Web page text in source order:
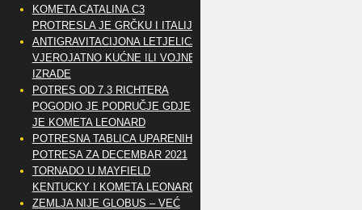
KOMETA CATALINA C3
PROTRESLA JE GRČKU I ITALIJU
ANTIGRAVITACIJONA LETJELICA
VJEROJATNO KUĆNE ILI VOJNE
IZRADE
POTRES OD 7.3 RICHTERA
POGODIO JE PODRUČJE GDJE
JE KOMETA LEONARD
POTRESNA TABLICA UPARENIH
POTRESA ZA DECEMBAR 2021
TORNADO U MAYFIELD
KENTUCKY I KOMETA LEONARD
ZEMLJA NIJE GLOBUS – VEĆ